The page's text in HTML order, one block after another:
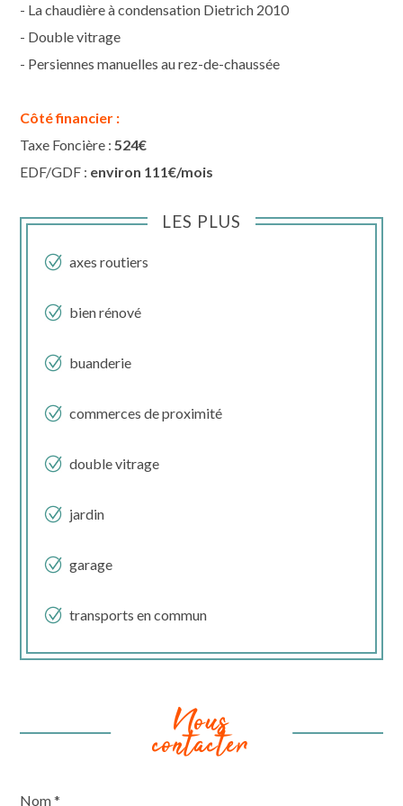
- La chaudière à condensation Dietrich 2010
- Double vitrage
- Persiennes manuelles au rez-de-chaussée
Côté financier :
Taxe Foncière : 524€
EDF/GDF : environ 111€/mois
LES PLUS
axes routiers
bien rénové
buanderie
commerces de proximité
double vitrage
jardin
garage
transports en commun
Nous
contacter
Nom *